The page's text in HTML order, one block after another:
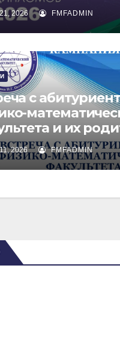
2026 FMFADMIN
с
и их
2026 FMFADMIN